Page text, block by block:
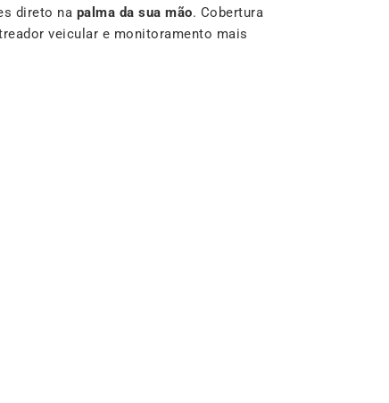
direto na palma da sua mão. Cobertura
veicular e monitoramento mais